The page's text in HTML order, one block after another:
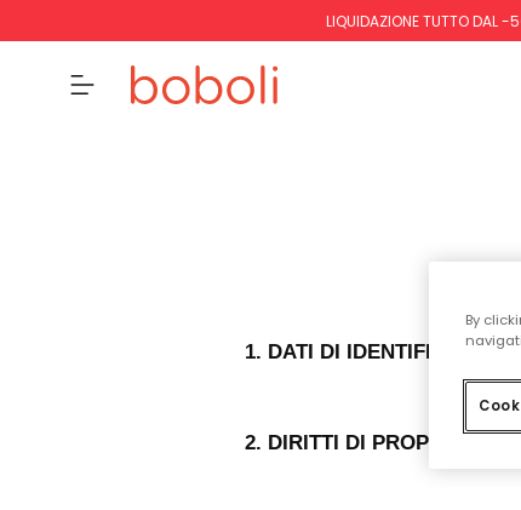
LIQUIDAZIONE TUTTO DAL
1. DATI DI IDENTIFICAZIONE
2. DIRITTI DI PROPRIETÀ
By